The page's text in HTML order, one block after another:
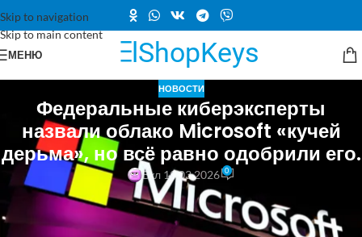
Skip to navigation
Skip to main content
МЕНЮ
НОВОСТИ
Федеральные киберэксперты
назвали облако Microsoft «кучей
дерьма», но всё равно одобрили его.
Вкл 19.03.2026 0
В конце 2024 года федеральные эксперты по кибербезопасности
вынесли тревожный вердикт в отношении одного из крупнейших
облачных сервисов компании Microsoft. Согласно внутреннему